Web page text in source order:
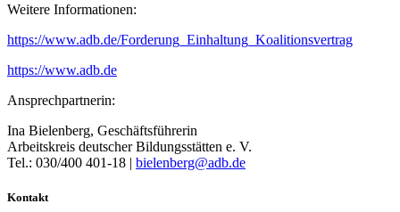
Weitere Informationen:
https://www.adb.de/Forderung_Einhaltung_Koalitionsvertrag
https://www.adb.de
Ansprechpartnerin:
Ina Bielenberg, Geschäftsführerin
Arbeitskreis deutscher Bildungsstätten e. V.
Tel.: 030/400 401-18 | bielenberg@adb.de
Kontakt